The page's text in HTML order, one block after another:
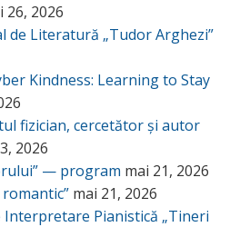
26, 2026
de Literatură „Tudor Arghezi”
Kindness: Learning to Stay
fizician, cercetător și autor
2026
— program mai 21, 2026
mai 21, 2026
Pianistică „Tineri